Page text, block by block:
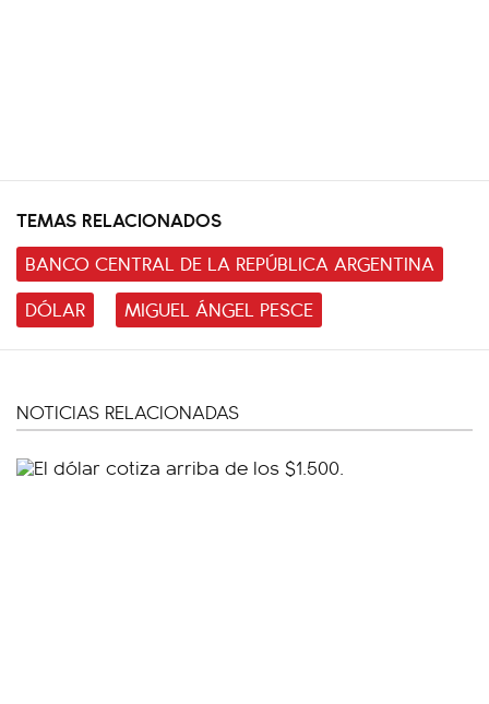
TEMAS RELACIONADOS
BANCO CENTRAL DE LA REPÚBLICA ARGENTINA
DÓLAR
MIGUEL ÁNGEL PESCE
NOTICIAS RELACIONADAS